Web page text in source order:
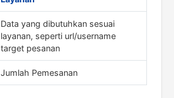
Data yang dibutuhkan sesuai
layanan, seperti url/username
target pesanan
Jumlah Pemesanan